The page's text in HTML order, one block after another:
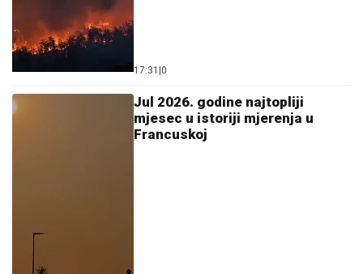
17:31 0
Јul 2026. godine najtopliji
mjesec u istoriji mjerenja u
Francuskoj